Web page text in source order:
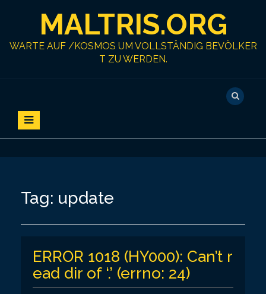
MALTRIS.ORG
WARTE AUF /KOSMOS UM VOLLSTÄNDIG BEVÖLKER
T ZU WERDEN.
Tag: update
ERROR 1018 (HY000): Can’t r
ead dir of ‘.’ (errno: 24)